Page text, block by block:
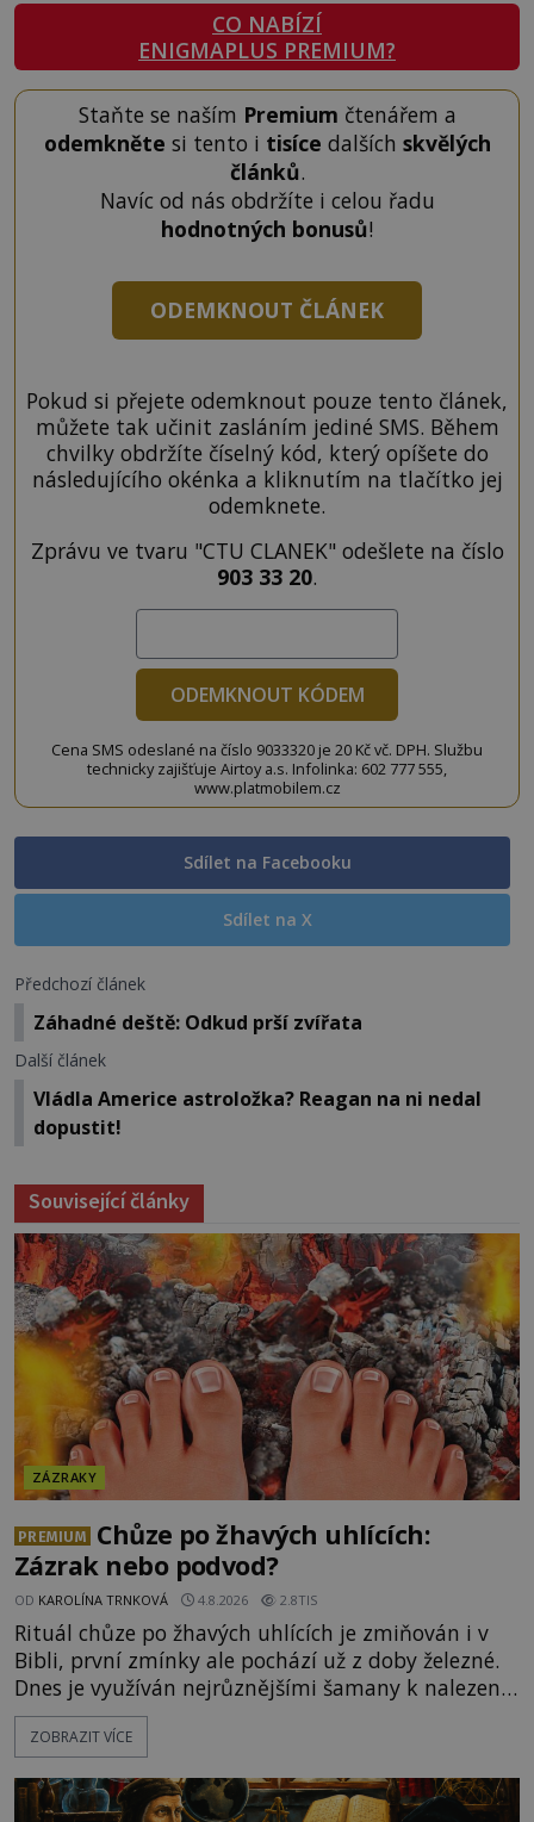
CO NABÍZÍ
ENIGMAPLUS PREMIUM?
Staňte se naším Premium čtenářem a
odemkněte si tento i tisíce dalších skvělých
článků.
Navíc od nás obdržíte i celou řadu
hodnotných bonusů!
ODEMKNOUT ČLÁNEK
Pokud si přejete odemknout pouze tento článek,
můžete tak učinit zasláním jediné SMS. Během
chvilky obdržíte číselný kód, který opíšete do
následujícího okénka a kliknutím na tlačítko jej
odemknete.
Zprávu ve tvaru "CTU CLANEK" odešlete na číslo
903 33 20.
ODEMKNOUT KÓDEM
Cena SMS odeslané na číslo 9033320 je 20 Kč vč. DPH. Službu
technicky zajišťuje Airtoy a.s. Infolinka: 602 777 555,
www.platmobilem.cz
Sdílet na Facebooku
Sdílet na X
Předchozí článek
Záhadné deště: Odkud prší zvířata
Další článek
Vládla Americe astroložka? Reagan na ni nedal
dopustit!
Související články
ZÁZRAKY
PREMIUM
Chůze po žhavých uhlících:
Zázrak nebo podvod?
OD KAROLÍNA TRNKOVÁ 4.8.2026 2.8TIS
Rituál chůze po žhavých uhlících je zmiňován i v
Bibli, první zmínky ale pochází už z doby železné.
Dnes je využíván nejrůznějšími šamany k nalezení
spirituální síly či vnitřního klidu. Jak funguje a proč
si při něm člověk nepopálí nohy, což bylo
nadpřirozeného? Histori
ZOBRAZIT VÍCE